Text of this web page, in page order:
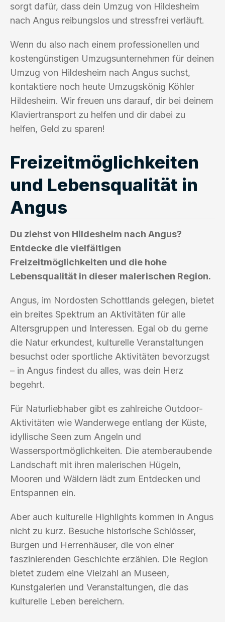
sorgt dafür, dass dein Umzug von Hildesheim
nach Angus reibungslos und stressfrei verläuft.
Wenn du also nach einem professionellen und
kostengünstigen Umzugsunternehmen für deinen
Umzug von Hildesheim nach Angus suchst,
kontaktiere noch heute Umzugskönig Köhler
Hildesheim. Wir freuen uns darauf, dir bei deinem
Klaviertransport zu helfen und dir dabei zu
helfen, Geld zu sparen!
Freizeitmöglichkeiten
und Lebensqualität in
Angus
Du ziehst von Hildesheim nach Angus?
Entdecke die vielfältigen
Freizeitmöglichkeiten und die hohe
Lebensqualität in dieser malerischen Region.
Angus, im Nordosten Schottlands gelegen, bietet
ein breites Spektrum an Aktivitäten für alle
Altersgruppen und Interessen. Egal ob du gerne
die Natur erkundest, kulturelle Veranstaltungen
besuchst oder sportliche Aktivitäten bevorzugst
– in Angus findest du alles, was dein Herz
begehrt.
Für Naturliebhaber gibt es zahlreiche Outdoor-
Aktivitäten wie Wanderwege entlang der Küste,
idyllische Seen zum Angeln und
Wassersportmöglichkeiten. Die atemberaubende
Landschaft mit ihren malerischen Hügeln,
Mooren und Wäldern lädt zum Entdecken und
Entspannen ein.
Aber auch kulturelle Highlights kommen in Angus
nicht zu kurz. Besuche historische Schlösser,
Burgen und Herrenhäuser, die von einer
faszinierenden Geschichte erzählen. Die Region
bietet zudem eine Vielzahl an Museen,
Kunstgalerien und Veranstaltungen, die das
kulturelle Leben bereichern.